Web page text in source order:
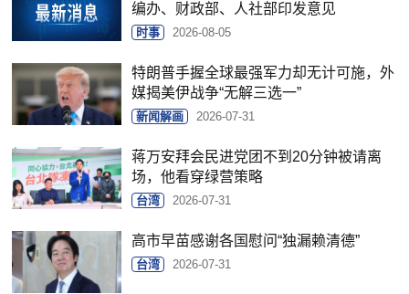
编办、财政部、人社部印发意见
时事 2026-08-05
特朗普手握全球最强军力却无计可施，外
媒揭美伊战争“无解三选一”
新闻解画 2026-07-31
蒋万安拜会民进党团不到20分钟被请离
场，他看穿绿营策略
台湾 2026-07-31
高市早苗感谢各国慰问“独漏赖清德”
台湾 2026-07-31